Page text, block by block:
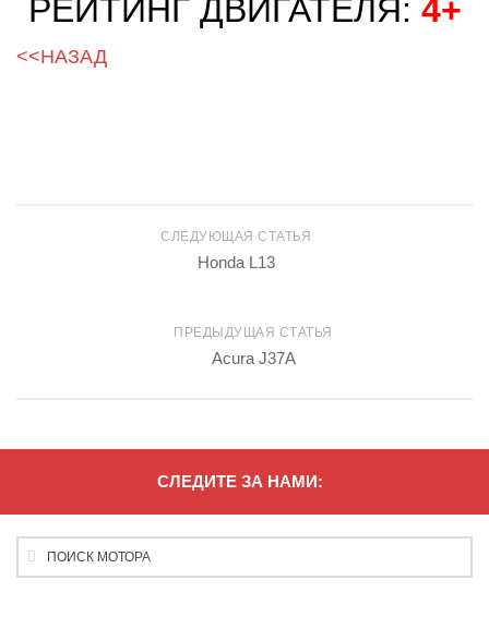
РЕЙТИНГ ДВИГАТЕЛЯ: 4+
<<НАЗАД
СЛЕДУЮЩАЯ СТАТЬЯ
Honda L13
ПРЕДЫДУЩАЯ СТАТЬЯ
Acura J37A
СЛЕДИТЕ ЗА НАМИ: